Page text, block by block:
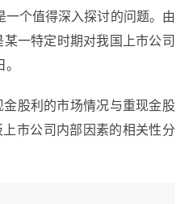
一个值得深入探讨的问题。由
一特定时期对我国上市公司
股利的市场情况与重现金股
市公司内部因素的相关性分